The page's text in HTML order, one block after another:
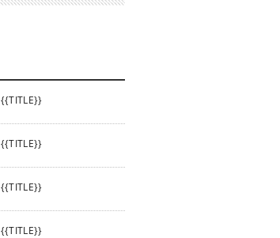
{{TITLE}}
{{TITLE}}
{{TITLE}}
{{TITLE}}